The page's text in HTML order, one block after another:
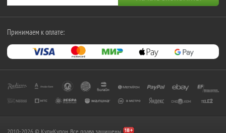
Принимаем к оплате:
2010-2026 © КупиКупон. Все права защищены.